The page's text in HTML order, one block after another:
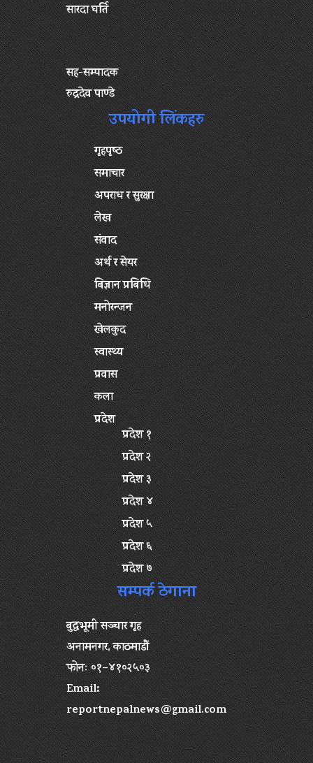
सारदा घर्ति
सह-सम्पादक
रुद्रदेव पाण्डे
उपयोगी लिंकहरु
गृहपृष्‍ठ
समाचार
अपराध र सुरक्षा
लेख
संवाद
अर्थ र सेयर
बिज्ञान प्रबिधि
मनोरन्जन
खेलकुद
स्वास्थ्य
प्रवास
कला
प्रदेश
प्रदेश १
प्रदेश २
प्रदेश ३
प्रदेश ४
प्रदेश ५
प्रदेश ६
प्रदेश ७
सम्पर्क ठेगाना
बुद्धभूमी सञ्चार गृह
अनामनगर, काठमाडौं
फोनः ०१–४१०२५०३
Email:
reportnepalnews@gmail.com